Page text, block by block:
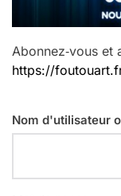
Abonnez‑vous
https://
Nom d'utilisateur